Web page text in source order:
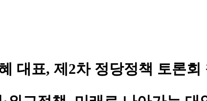
대표, 제 2차 정당정책 토론회